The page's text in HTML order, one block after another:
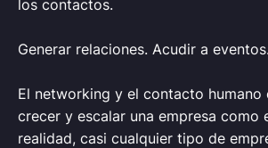
los contactos.
Generar relaciones. Acudir a eventos.
El networking y el contacto humano
crecer y escalar una empresa como
realidad, casi cualquier tipo de